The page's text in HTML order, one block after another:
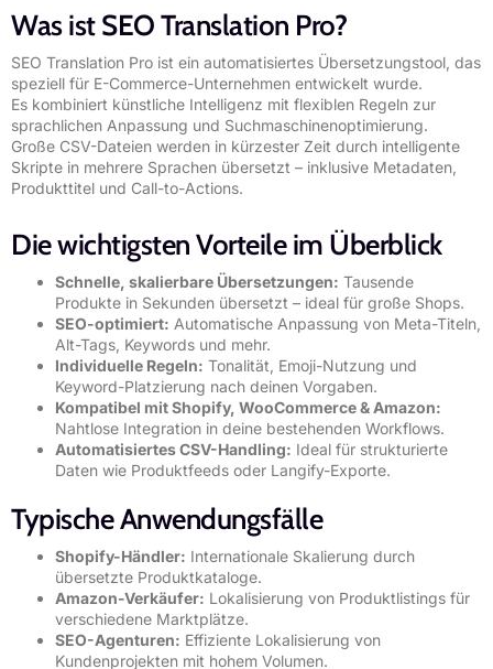
Was ist SEO Translation Pro?
SEO Translation Pro ist ein automatisiertes Übersetzungstool, das
speziell für E-Commerce-Unternehmen entwickelt wurde.
Es kombiniert künstliche Intelligenz mit flexiblen Regeln zur
sprachlichen Anpassung und Suchmaschinenoptimierung.
Große CSV-Dateien werden in kürzester Zeit durch intelligente
Skripte in mehrere Sprachen übersetzt – inklusive Metadaten,
Produkttitel und Call-to-Actions.
Die wichtigsten Vorteile im Überblick
Schnelle, skalierbare Übersetzungen: Tausende
Produkte in Sekunden übersetzt – ideal für große Shops.
SEO-optimiert: Automatische Anpassung von Meta-Titeln,
Alt-Tags, Keywords und mehr.
Individuelle Regeln: Tonalität, Emoji-Nutzung und
Keyword-Platzierung nach deinen Vorgaben.
Kompatibel mit Shopify, WooCommerce & Amazon:
Nahtlose Integration in deine bestehenden Workflows.
Automatisiertes CSV-Handling: Ideal für strukturierte
Daten wie Produktfeeds oder Langify-Exporte.
Typische Anwendungsfälle
Shopify-Händler: Internationale Skalierung durch
übersetzte Produktkataloge.
Amazon-Verkäufer: Lokalisierung von Produktlistings für
verschiedene Marktplätze.
SEO-Agenturen: Effiziente Lokalisierung von
Kundenprojekten mit hohem Volumen.